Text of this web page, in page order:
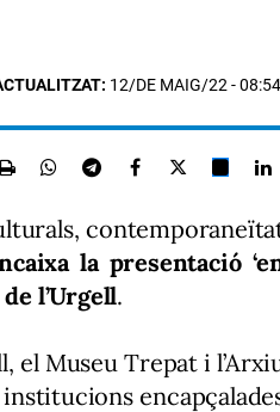
12/DE MAIG/22 - 08:54
la presentació
l’Urgell.
el Museu Trepat i